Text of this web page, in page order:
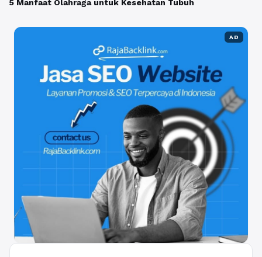
5 Manfaat Olahraga untuk Kesehatan Tubuh
AD